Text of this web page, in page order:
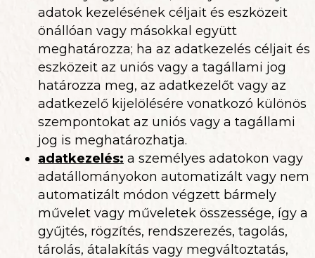
adatok kezelésének céljait és eszközeit
önállóan vagy másokkal együtt
meghatározza; ha az adatkezelés céljait és
eszközeit az uniós vagy a tagállami jog
határozza meg, az adatkezelőt vagy az
adatkezelő kijelölésére vonatkozó különös
szempontokat az uniós vagy a tagállami
jog is meghatározhatja.
adatkezelés: a személyes adatokon vagy
adatállományokon automatizált vagy nem
automatizált módon végzett bármely
művelet vagy műveletek összessége, így a
gyűjtés, rögzítés, rendszerezés, tagolás,
tárolás, átalakítás vagy megváltoztatás,